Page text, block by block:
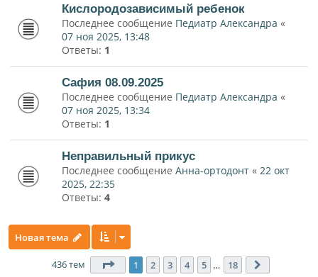
Кислородозависимый ребенок
Последнее сообщение Педиатр Александра «
07 ноя 2025, 13:48
Ответы: 1
Сафия 08.09.2025
Последнее сообщение Педиатр Александра «
07 ноя 2025, 13:34
Ответы: 1
Неправильный прикус
Последнее сообщение Анна-ортодонт « 22 окт
2025, 22:35
Ответы: 4
Новая тема
436 тем Страница 1из 18
1 2 3 4 5 … 18